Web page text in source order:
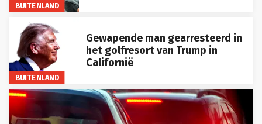
BUITENLAND
BUITENLAND
Gewapende man gearresteerd in
het golfresort van Trump in
Californië